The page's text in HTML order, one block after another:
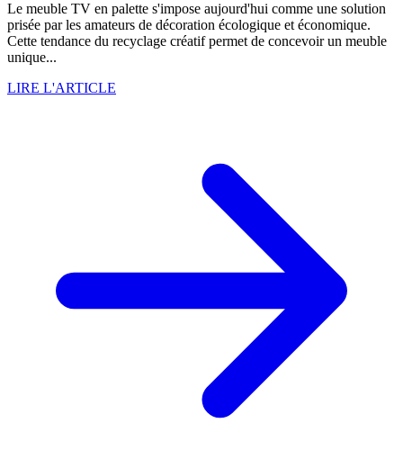
Le meuble TV en palette s'impose aujourd'hui comme une solution
prisée par les amateurs de décoration écologique et économique.
Cette tendance du recyclage créatif permet de concevoir un meuble
unique...
LIRE L'ARTICLE